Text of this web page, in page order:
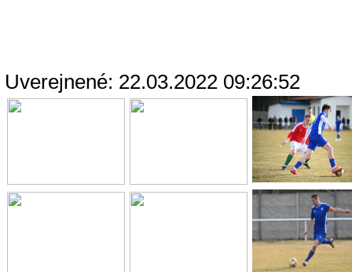
Uverejnené: 22.03.2022 09:26:52